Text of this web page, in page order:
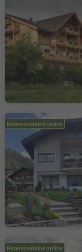
Rezervovatelné online
Rezervovatelné online